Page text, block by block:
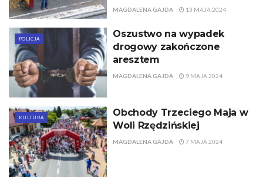
MAGDALENA GAJDA 13 MAJA 2024
POLICJA
Oszustwo na wypadek
drogowy zakończone
aresztem
MAGDALENA GAJDA 9 MAJA 2024
KULTURA
Obchody Trzeciego Maja w
Woli Rzędzińskiej
MAGDALENA GAJDA 7 MAJA 2024